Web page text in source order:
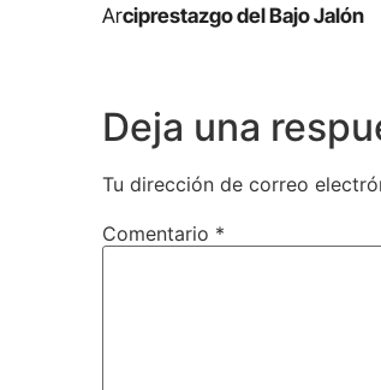
Arciprestazgo del Bajo Jalón
Deja una
Tu dirección de correo
Comentario *